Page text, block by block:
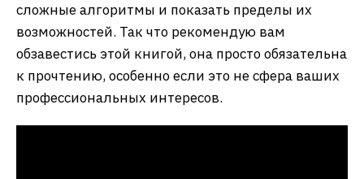
сложные алгоритмы и показать пределы их
возможностей. Так что рекомендую вам
обзавестись этой книгой, она просто обязательна
к прочтению, особенно если это не сфера ваших
профессиональных интересов.